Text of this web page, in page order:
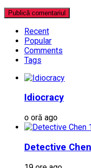
Recent
Popular
Comments
Tags
Idiocracy
o oră ago
Detective